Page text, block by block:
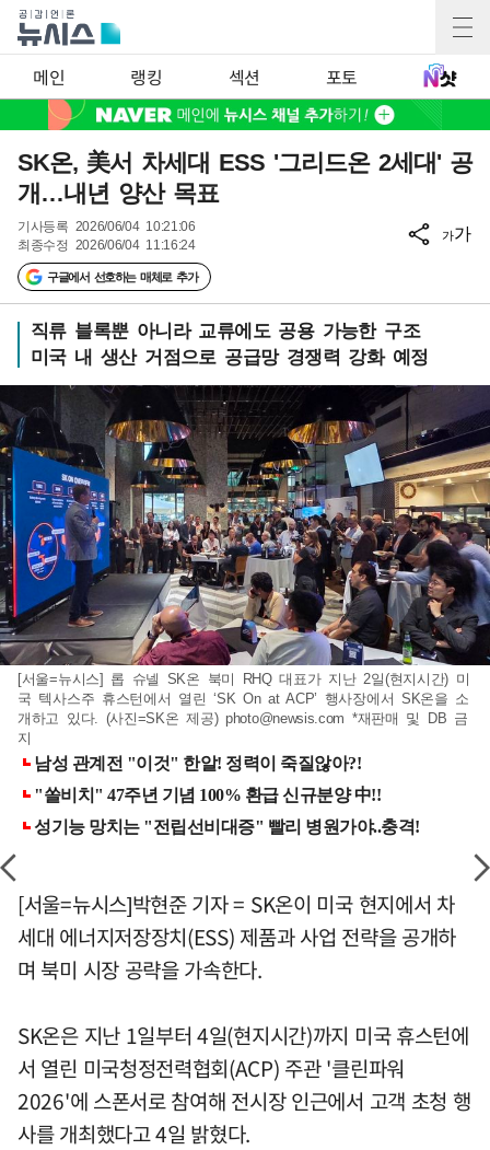
메인 랭킹 섹션 포토
SK온, 美서 차세대 ESS '그리드온 2세대' 공
개…내년 양산 목표
기사등록 2026/06/04 10:21:06
최종수정 2026/06/04 11:16:24
구글에서 선호하는 매체로 추가
가가
직류 블록뿐 아니라 교류에도 공용 가능한 구조
미국 내 생산 거점으로 공급망 경쟁력 강화 예정
[서울=뉴시스] 롭 슈넬 SK온 북미 RHQ 대표가 지난 2일(현지시간) 미
국 텍사스주 휴스턴에서 열린 ‘SK On at ACP’ 행사장에서 SK온을 소
개하고 있다. (사진=SK온 제공) photo@newsis.com *재판매 및 DB 금
지
[서울=뉴시스]박현준 기자 = SK온이 미국 현지에서 차
세대 에너지저장장치(ESS) 제품과 사업 전략을 공개하
며 북미 시장 공략을 가속한다.
SK온은 지난 1일부터 4일(현지시간)까지 미국 휴스턴에
서 열린 미국청정전력협회(ACP) 주관 '클린파워
2026'에 스폰서로 참여해 전시장 인근에서 고객 초청 행
사를 개최했다고 4일 밝혔다.